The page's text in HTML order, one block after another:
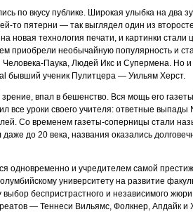
по вкусу публике. Широкая улыбка на два
то пятерни — так выглядел один из
новая технология печати, и картинки
приобрели необычайную популярность и
Паука, Людей Икс и Супермена. Но
бывший ученик Пулитцера — Уильям Херст.
впал в бешенство. Вся мощь его
все уроки своего учителя: ответные
Со временем газеты-соперницы стали
до 20 века, названия оказались
одновременно и учредителем самой
университету на развитие
беспристрастного и независимого жюри
— Теннеси Вильямс, Фолкнер, Апдайк и